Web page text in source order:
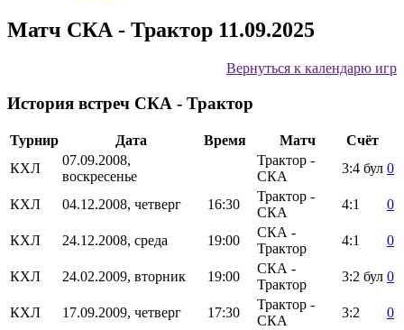
Матч СКА - Трактор 11.09.2025
Вернуться к календарю игр
История встреч СКА - Трактор
Турнир Дата Время Матч
Счёт
КХЛ
07.09.2008,
воскресенье
Трактор -
СКА
3:4 бул 0
КХЛ 04.12.2008, четверг 16:30
Трактор -
СКА
4:1 0
КХЛ 24.12.2008, среда 19:00
СКА -
Трактор
4:1 0
КХЛ 24.02.2009, вторник 19:00
СКА -
Трактор
3:2 бул 0
КХЛ 17.09.2009, четверг 17:30
Трактор -
СКА
3:2 0